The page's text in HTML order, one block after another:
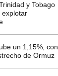
y Tobago
explotar
un 1,15%, con
de Ormuz